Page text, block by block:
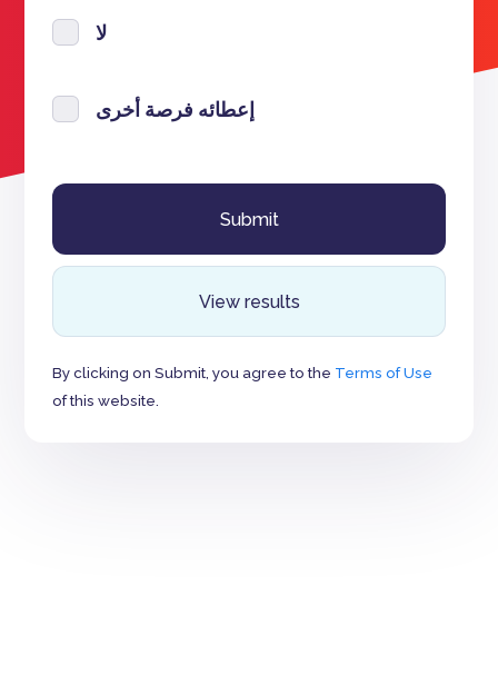
لا
إعطائه فرصة أخرى
View results
By clicking on Submit, you agree to the Terms of Use
of this website.